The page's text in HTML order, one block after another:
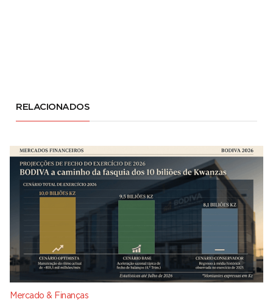
RELACIONADOS
Mercado & Finanças